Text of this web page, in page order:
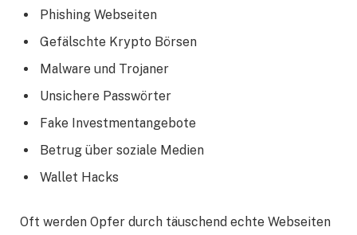
Phishing Webseiten
Gefälschte Krypto Börsen
Malware und Trojaner
Unsichere Passwörter
Fake Investmentangebote
Betrug über soziale Medien
Wallet Hacks
Oft werden Opfer durch täuschend echte Webseiten